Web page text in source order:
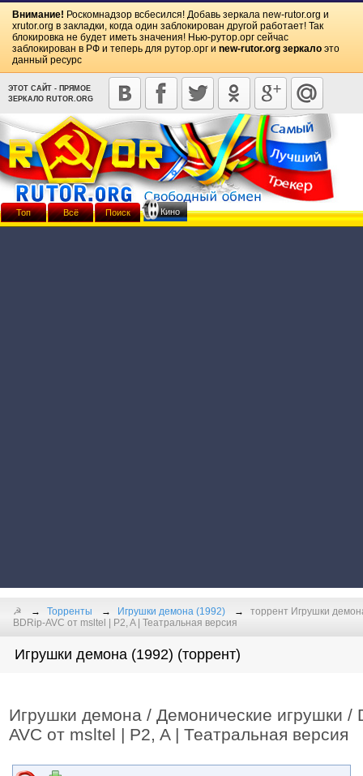
Внимание! Роскомнадзор всбесился! Добавь зеркала new-rutor.org и
xrutor.org в закладки, когда один заблокирован другой работает! Так
блокировка не будет иметь значения! Нью-рутор.орг сейчас
заблокирован в РФ и теперь для рутор.орг и new-rutor.org зеркало это
данный ресурс
ЭТОТ САЙТ - ПРЯМОЕ
ЗЕРКАЛО RUTOR.ORG
☭ Торренты Игрушки демона (1992)
торрент Игрушки
BDRip-AVC от msltel | P2, A | Театральная версия
Игрушки демона (1992) (торрент)
Игрушки демона / Демонические игрушки /
AVC от msltel | P2, A | Театральная версия